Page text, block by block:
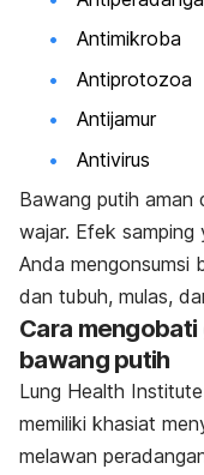
Antimikroba
Antiprotozoa
Antijamur
Antivirus
Bawang putih aman
wajar. Efek samping
Anda mengonsumsi
dan tubuh, mulas,
Cara
bawang putih
Lung Health Institute
memiliki khasiat
melawan